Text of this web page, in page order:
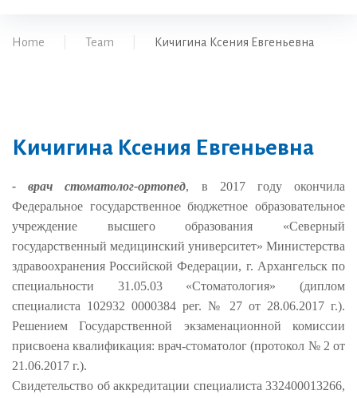
Home Team Кичигина Ксения Евгеньевна
Кичигина Ксения Евгеньевна
- врач стоматолог-ортопед, в 2017 году окончила
Федеральное государственное бюджетное образовательное
учреждение высшего образования «Северный
государственный медицинский университет» Министерства
здравоохранения Российской Федерации, г. Архангельск по
специальности 31.05.03 «Стоматология» (диплом
специалиста 102932 0000384 рег. № 27 от 28.06.2017 г.).
Решением Государственной экзаменационной комиссии
присвоена квалификация: врач-стоматолог (протокол № 2 от
21.06.2017 г.).
Свидетельство об аккредитации специалиста 332400013266,